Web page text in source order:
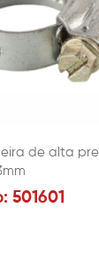
de alta
501601